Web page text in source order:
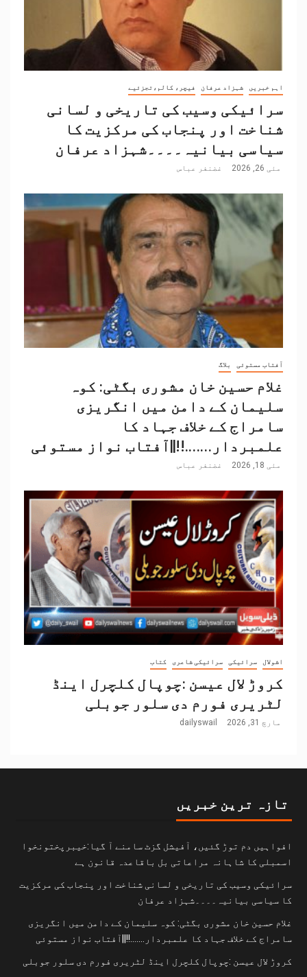
اہم خبریں شہزاد عرفان فیچر، کالم،تجزئیے
سرائیکی وسیب کی تاریخی و لسانی
شناخت اور پنجاب کی مرکزیت کا
سیاسی بیانیہ۔۔۔۔شہزاد عرفان
مئی 26, 2026 غضنفر عباس
آفتاب مستوئی بلاگ
غلام حسین خان مشوری بگٹی: کوہ
سلیمان کے دامن میں انگریزی
سامراج کے خلاف جہاد کا
علمبردار…….!!||آفتاب نواز مستوئی
مئی 18, 2026 غضنفر عباس
اشولال سرائیکی سرائیکی شاعری کتاب
کروڑ لال عیسن :چوپال کلچرل اینڈ
لٹریری فورم دی سلور جوبلی
مارچ 31, 2026 dailyswail
تازہ ترین خبریں
افواہیں دم توڑ گئیں، آفیشل گزٹ سامنے آ گیا:خیبرپختونخوا
اسمبلی کا شاہانہ مراعاتی بل باقاعدہ قانون ہے
سرائیکی وسیب کی تاریخی و لسانی شناخت اور پنجاب کی مرکزیت
کا سیاسی بیانیہ۔۔۔۔شہزاد عرفان
غلام حسین خان مشوری بگٹی: کوہ سلیمان کے دامن میں انگریزی
سامراج کے خلاف جہاد کا علمبردار…….!!||آفتاب نواز مستوئی
کروڑ لال عیسن :چوپال کلچرل اینڈ لٹریری فورم دی سلور جوبلی